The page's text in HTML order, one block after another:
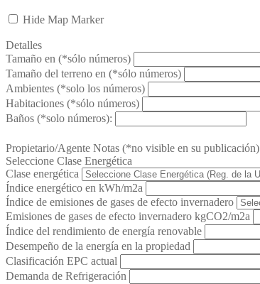
Hide Map Marker
Detalles
Tamaño en (*sólo números)
Tamaño del terreno en (*sólo números)
Ambientes (*solo los números)
Habitaciones (*sólo números)
Baños (*solo números):
Propietario/Agente Notas (*no visible en su publicación)
Seleccione Clase Energética
Clase energética
Índice energético en kWh/m2a
Índice de emisiones de gases de efecto invernadero
Emisiones de gases de efecto invernadero kgCO2/m2a
Índice del rendimiento de energía renovable
Desempeño de la energía en la propiedad
Clasificación EPC actual
Demanda de Refrigeración